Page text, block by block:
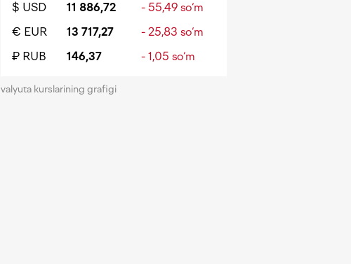
$ USD 11 886,72
- 55,49 so‘m
€ EUR
13 717,27
- 25,83 so‘m
₽ RUB
146,37 - 1,05 so‘m
valyuta kurslarining grafigi